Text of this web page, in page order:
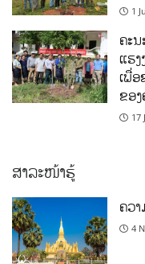
1
ຄະ
ແຮ
ເພື່
ຂອ
17
ສາລະໜ້າຮູ້
ຄວ
4